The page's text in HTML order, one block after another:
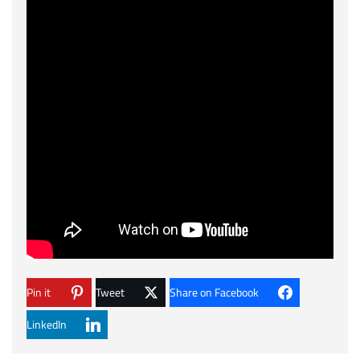
Share on Facebook
Tweet
Pin it
LinkedIn